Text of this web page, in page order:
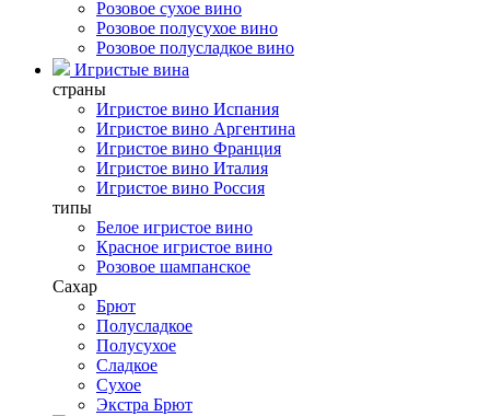
Розовое сухое вино
Розовое полусухое вино
Розовое полусладкое вино
Игристые вина
страны
Игристое вино Испания
Игристое вино Аргентина
Игристое вино Франция
Игристое вино Италия
Игристое вино Россия
типы
Белое игристое вино
Красное игристое вино
Розовое шампанское
Сахар
Брют
Полусладкое
Полусухое
Сладкое
Сухое
Экстра Брют